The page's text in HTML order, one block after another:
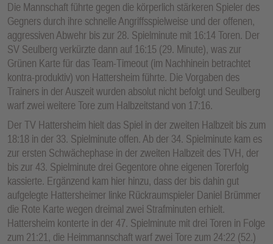
Die Mannschaft führte gegen die körperlich stärkeren Spieler des
Gegners durch ihre schnelle Angriffsspielweise und der offenen,
aggressiven Abwehr bis zur 28. Spielminute mit 16:14 Toren. Der
SV Seulberg verkürzte dann auf 16:15 (29. Minute), was zur
Grünen Karte für das Team-Timeout (im Nachhinein betrachtet
kontra-produktiv) von Hattersheim führte. Die Vorgaben des
Trainers in der Auszeit wurden absolut nicht befolgt und Seulberg
warf zwei weitere Tore zum Halbzeitstand von 17:16.
Der TV Hattersheim hielt das Spiel in der zweiten Halbzeit bis zum
18:18 in der 33. Spielminute offen. Ab der 34. Spielminute kam es
zur ersten Schwächephase in der zweiten Halbzeit des TVH, der
bis zur 43. Spielminute drei Gegentore ohne eigenen Torerfolg
kassierte. Ergänzend kam hier hinzu, dass der bis dahin gut
aufgelegte Hattersheimer linke Rückraumspieler Daniel Brümmer
die Rote Karte wegen dreimal zwei Strafminuten erhielt.
Hattersheim konterte in der 47. Spielminute mit drei Toren in Folge
zum 21:21, die Heimmannschaft warf zwei Tore zum 24:22 (52.)